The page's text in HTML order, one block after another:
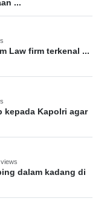
...
Law firm terkenal ...
kepada Kapolri agar
dalam kadang di